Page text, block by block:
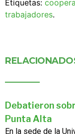
Etiquetas:
trabajadores.
Debatieron
Punta Alta
En la sede de la